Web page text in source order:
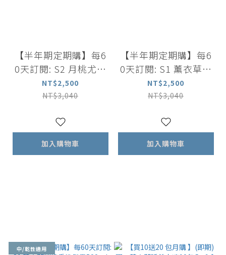
【半年期定期購】每6
0天訂閱: S2 月桃尤加
利葉薄荷強健洗髮露 5
00ml +尤加利葉茶樹
氛精油噴霧 100ml
NT$2,500
NT$3,040
加入購物車
【半年期定期購】每6
0天訂閱: S1 薰衣草迷
迭香洗髮露500ml +薰
衣草洋甘菊舒緩沐浴露
噴霧 100ml
NT$2,500
NT$3,040
加入購物車
中/乾性適用